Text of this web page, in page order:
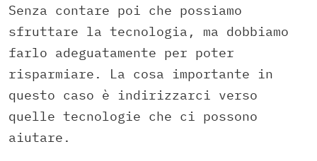
Senza contare poi che possiamo
sfruttare la tecnologia, ma dobbiamo
farlo adeguatamente per poter
risparmiare. La cosa importante in
questo caso è indirizzarci verso
quelle tecnologie che ci possono
aiutare.